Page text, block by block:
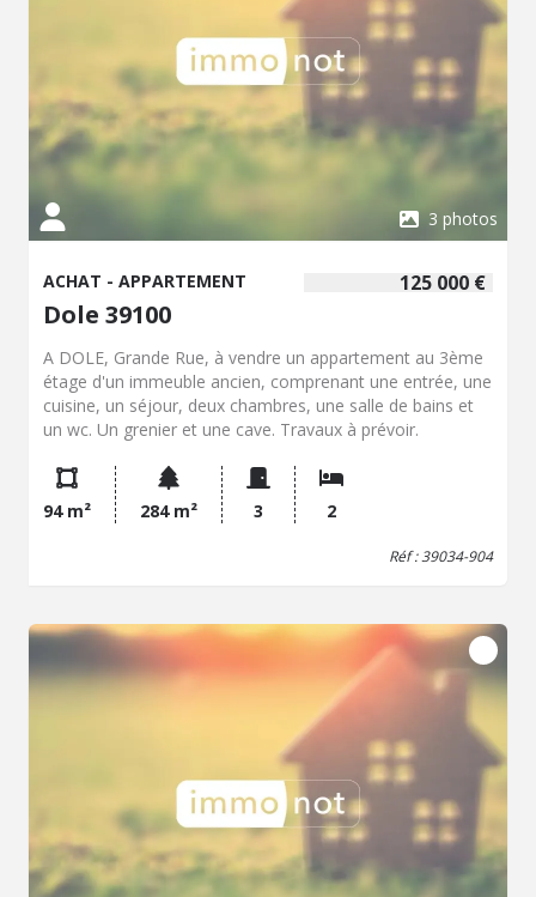
3 photos
125 000 €
ACHAT - APPARTEMENT
Dole 39100
A DOLE, Grande Rue, à vendre un appartement au 3ème
étage d'un immeuble ancien, comprenant une entrée, une
cuisine, un séjour, deux chambres, une salle de bains et
un wc. Un grenier et une cave. Travaux à prévoir.
94 m² 284 m² 3 2
Réf : 39034-904